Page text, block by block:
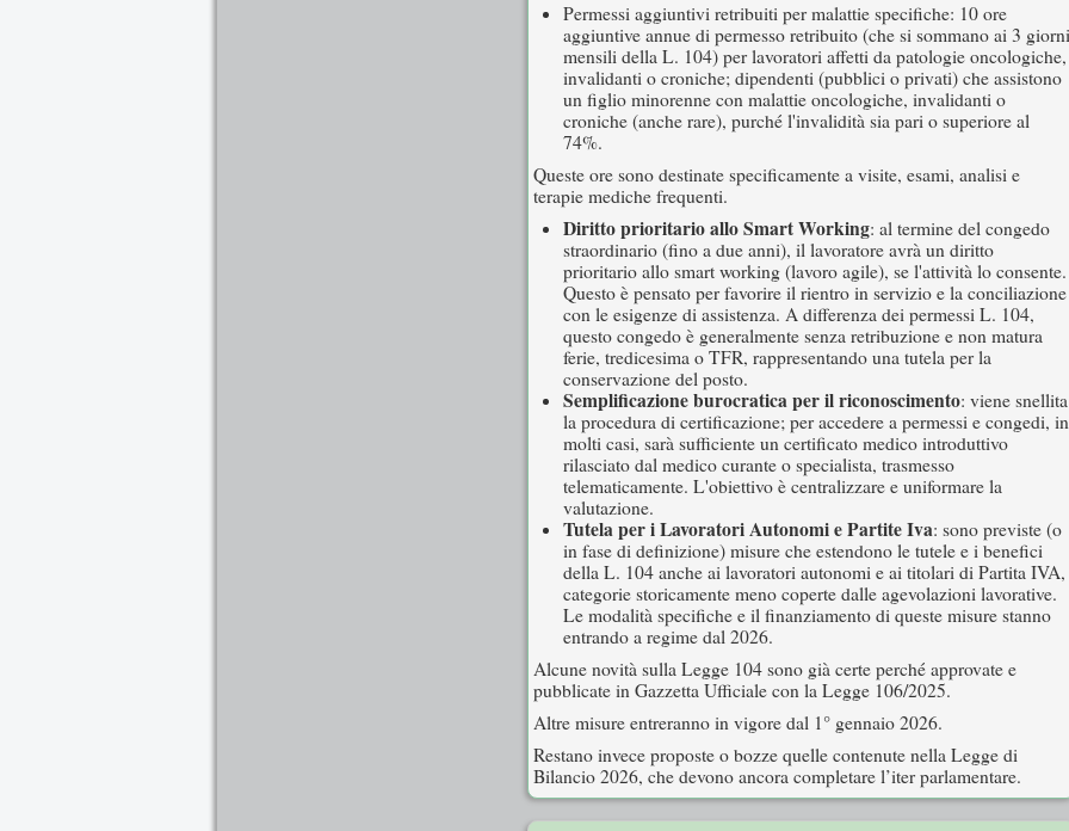
Permessi aggiuntivi retribuiti per malattie specifiche: 10 ore
aggiuntive annue di permesso retribuito (che si sommano ai 3 giorni
mensili della L. 104) per lavoratori affetti da patologie oncologiche,
invalidanti o croniche; dipendenti (pubblici o privati) che assistono
un figlio minorenne con malattie oncologiche, invalidanti o
croniche (anche rare), purché l'invalidità sia pari o superiore al
74%.
Queste ore sono destinate specificamente a visite, esami, analisi e
terapie mediche frequenti.
Diritto prioritario allo Smart Working: al termine del congedo
straordinario (fino a due anni), il lavoratore avrà un diritto
prioritario allo smart working (lavoro agile), se l'attività lo consente.
Questo è pensato per favorire il rientro in servizio e la conciliazione
con le esigenze di assistenza. A differenza dei permessi L. 104,
questo congedo è generalmente senza retribuzione e non matura
ferie, tredicesima o TFR, rappresentando una tutela per la
conservazione del posto.
Semplificazione burocratica per il riconoscimento: viene snellita
la procedura di certificazione; per accedere a permessi e congedi, in
molti casi, sarà sufficiente un certificato medico introduttivo
rilasciato dal medico curante o specialista, trasmesso
telematicamente. L'obiettivo è centralizzare e uniformare la
valutazione.
Tutela per i Lavoratori Autonomi e Partite Iva: sono previste (o
in fase di definizione) misure che estendono le tutele e i benefici
della L. 104 anche ai lavoratori autonomi e ai titolari di Partita IVA,
categorie storicamente meno coperte dalle agevolazioni lavorative.
Le modalità specifiche e il finanziamento di queste misure stanno
entrando a regime dal 2026.
Alcune novità sulla Legge 104 sono già certe perché approvate e
pubblicate in Gazzetta Ufficiale con la Legge 106/2025.
Altre misure entreranno in vigore dal 1° gennaio 2026.
Restano invece proposte o bozze quelle contenute nella Legge di
Bilancio 2026, che devono ancora completare l’iter parlamentare.